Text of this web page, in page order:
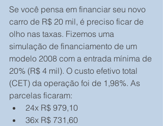
Se você pensa em financiar seu novo
carro de R$ 20 mil, é preciso ficar de
olho nas taxas. Fizemos uma
simulação de financiamento de um
modelo 2008 com a entrada mínima de
20% (R$ 4 mil). O custo efetivo total
(CET) da operação foi de 1,98%. As
parcelas ficaram:
24x R$ 979,10
36x R$ 731,60